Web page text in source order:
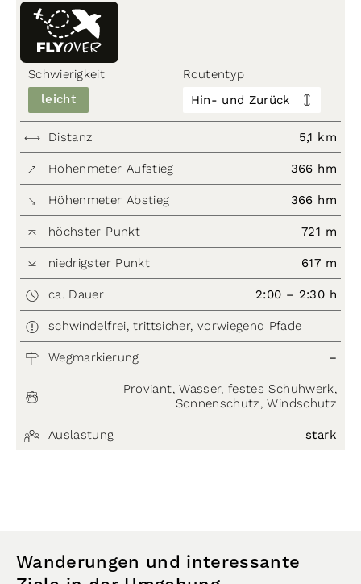
Schwierigkeit
leicht
Routentyp
Hin- und Zurück
Distanz 5,1 km
Höhenmeter Aufstieg 366 hm
Höhenmeter Abstieg 366 hm
höchster Punkt 721 m
niedrigster Punkt 617 m
ca. Dauer 2:00 – 2:30 h
schwindelfrei, trittsicher, vorwiegend Pfade
Wegmarkierung –
Proviant, Wasser, festes Schuhwerk,
Sonnenschutz, Windschutz
Auslastung stark
Wanderungen und interessante